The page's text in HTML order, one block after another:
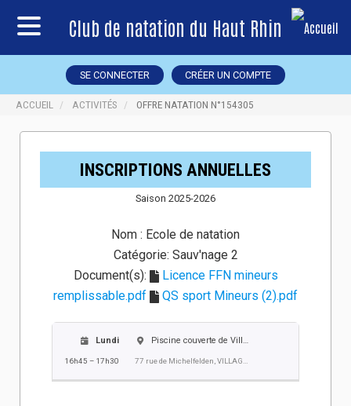
Club de natation du Haut Rhin
SE CONNECTER CRÉER UN COMPTE
ACCUEIL ACTIVITÉS OFFRE NATATION N°154305
INSCRIPTIONS ANNUELLES
Saison 2025-2026
Nom : Ecole de natation
Catégorie: Sauv'nage 2
Document(s):
Licence FFN mineurs
remplissable.pdf
QS sport Mineurs (2).pdf
Lundi
16h45 – 17h30
Piscine couverte de Village-Neuf